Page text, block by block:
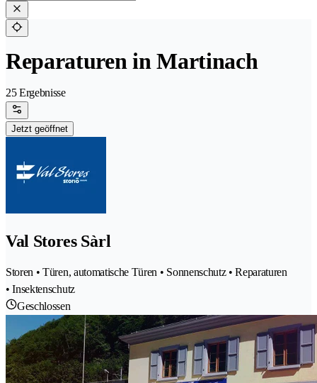
Reparaturen in Martinach
25 Ergebnisse
Jetzt geöffnet
Val Stores Sàrl
Storen • Türen, automatische Türen • Sonnenschutz • Reparaturen
• Insektenschutz
Geschlossen